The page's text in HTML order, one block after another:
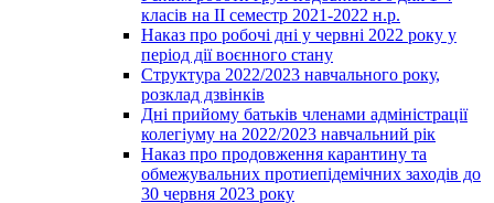
класів на ІІ семестр 2021-2022 н.р.
Наказ про робочі дні у червні 2022 року у
період дії воєнного стану
Структура 2022/2023 навчального року,
розклад дзвінків
Дні прийому батьків членами адміністрації
колегіуму на 2022/2023 навчальний рік
Наказ про продовження карантину та
обмежувальних протиепідемічних заходів до
30 червня 2023 року